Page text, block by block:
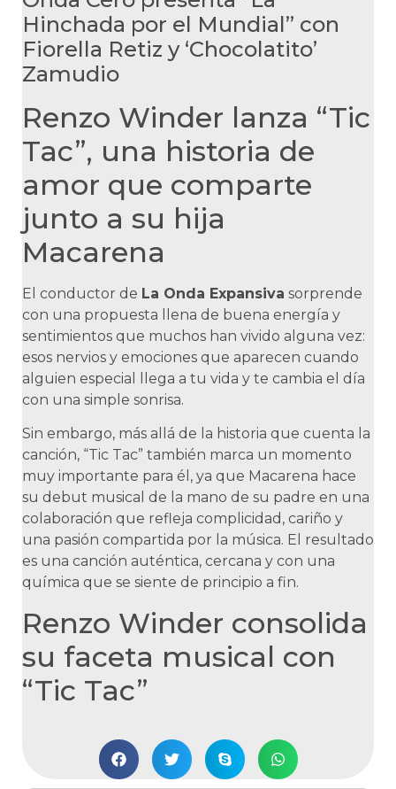
Hinchada por el Mundial” con
Fiorella Retiz y ‘Chocolatito’
Zamudio
Renzo Winder lanza “Tic
Tac”, una historia de
amor que comparte
junto a su hija
Macarena
El conductor de La Onda Expansiva sorprende
con una propuesta llena de buena energía y
sentimientos que muchos han vivido alguna vez:
esos nervios y emociones que aparecen cuando
alguien especial llega a tu vida y te cambia el día
con una simple sonrisa.
Sin embargo, más allá de la historia que cuenta la
canción, “Tic Tac” también marca un momento
muy importante para él, ya que Macarena hace
su debut musical de la mano de su padre en una
colaboración que refleja complicidad, cariño y
una pasión compartida por la música. El resultado
es una canción auténtica, cercana y con una
química que se siente de principio a fin.
Renzo Winder consolida
su faceta musical con
“Tic Tac”